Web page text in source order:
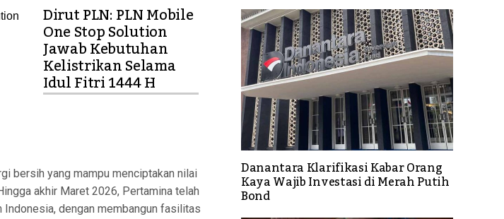
Dirut PLN: PLN Mobile
One Stop Solution
Jawab Kebutuhan
Kelistrikan Selama
Idul Fitri 1444 H
bersih yang mampu menciptakan nilai
akhir Maret 2026, Pertamina telah
dengan membangun fasilitas
Danantara Klarifikasi Kabar Orang
Kaya Wajib Investasi di Merah Putih
Bond